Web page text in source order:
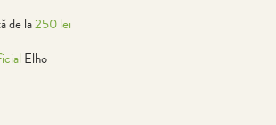
de la250 lei
Elho